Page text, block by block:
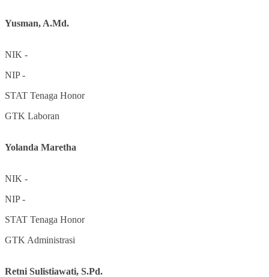
Yusman, A.Md.
NIK -
NIP-
STAT Tenaga Honor
GTK Laboran
Yolanda Maretha
NIK -
NIP-
STAT Tenaga Honor
GTK Administrasi
Retni Sulistiawati, S.Pd.